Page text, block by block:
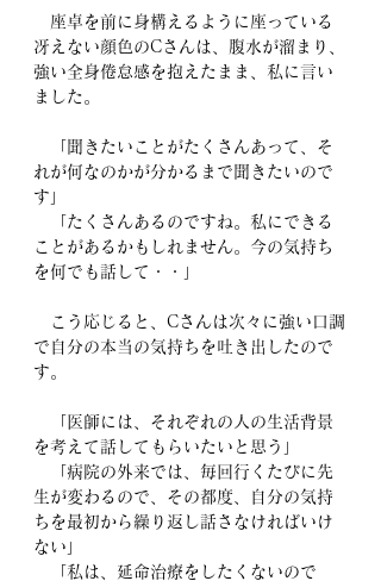
座卓を前に身構えるように座っている
冴えない顔色のCさんは、腹水が溜まり、
強い全身倦怠感を抱えたまま、私に言い
ました。
「聞きたいことがたくさんあって、そ
れが何なのかが分かるまで聞きたいので
す」
「たくさんあるのですね。私にできる
ことがあるかもしれません。今の気持ち
を何でも話して・・」
こう応じると、Cさんは次々に強い口調
で自分の本当の気持ちを吐き出したので
す。
「医師には、それぞれの人の生活背景
を考えて話してもらいたいと思う」
「病院の外来では、毎回行くたびに先
生が変わるので、その都度、自分の気持
ちを最初から繰り返し話さなければいけ
ない」
「私は、延命治療をしたくないので